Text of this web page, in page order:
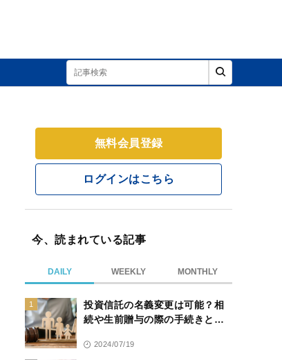
無料会員登録
ログインはこちら
今、読まれている記事
DAILY WEEKLY MONTHLY
1
投資信託の名義変更は可能？相
続や生前贈与の際の手続きと注
2024/07/19